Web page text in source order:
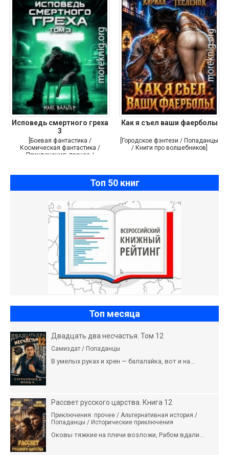
Исповедь смертного греха
3
[Боевая фантастика /
Космическая фантастика /
Приключения: прочее /
Как я съел ваши фаерболы
[Городское фэнтези / Попаданцы
/ Книги про волшебников]
Топ 50 книг
Топ месяца
Двадцать два несчастья. Том 12
Самиздат / Попаданцы
В умелых руках и хрен — балалайка, вот и на...
Рассвет русского царства. Книга 12
Приключения: прочее / Альтернативная история /
Попаданцы / Исторические приключения
Оковы тяжкие на плечи возложи, Рабом вдали...